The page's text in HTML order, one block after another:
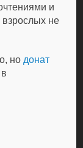
и
взрослых не
но донат